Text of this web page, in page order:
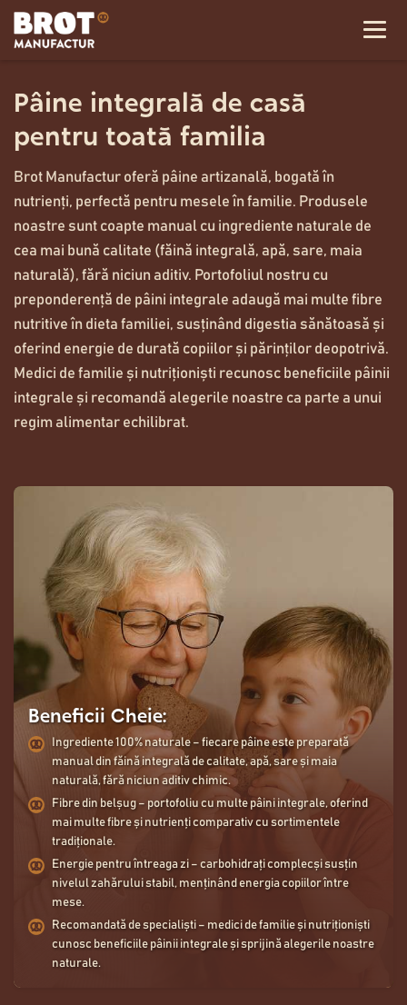
Pâine integrală de casă
pentru toată familia
Brot Manufactur oferă pâine artizanală, bogată în
nutrienți, perfectă pentru mesele în familie. Produsele
noastre sunt coapte manual cu ingrediente naturale de
cea mai bună calitate (făină integrală, apă, sare, maia
naturală), fără niciun aditiv. Portofoliul nostru cu
preponderență de pâini integrale adaugă mai multe fibre
nutritive în dieta familiei, susținând digestia sănătoasă și
oferind energie de durată copiilor și părinților deopotrivă.
Medici de familie și nutriționiști recunosc beneficiile pâinii
integrale și recomandă alegerile noastre ca parte a unui
regim alimentar echilibrat.
Beneficii Cheie:
Ingrediente 100% naturale – fiecare pâine este preparată
manual din făină integrală de calitate, apă, sare și maia
naturală, fără niciun aditiv chimic.
Fibre din belșug – portofoliu cu multe pâini integrale, oferind
mai multe fibre și nutrienți comparativ cu sortimentele
tradiționale.
Energie pentru întreaga zi – carbohidrați complecși susțin
nivelul zahărului stabil, menținând energia copiilor între
mese.
Recomandată de specialiști – medici de familie și nutriționiști
cunosc beneficiile pâinii integrale și sprijină alegerile noastre
naturale.